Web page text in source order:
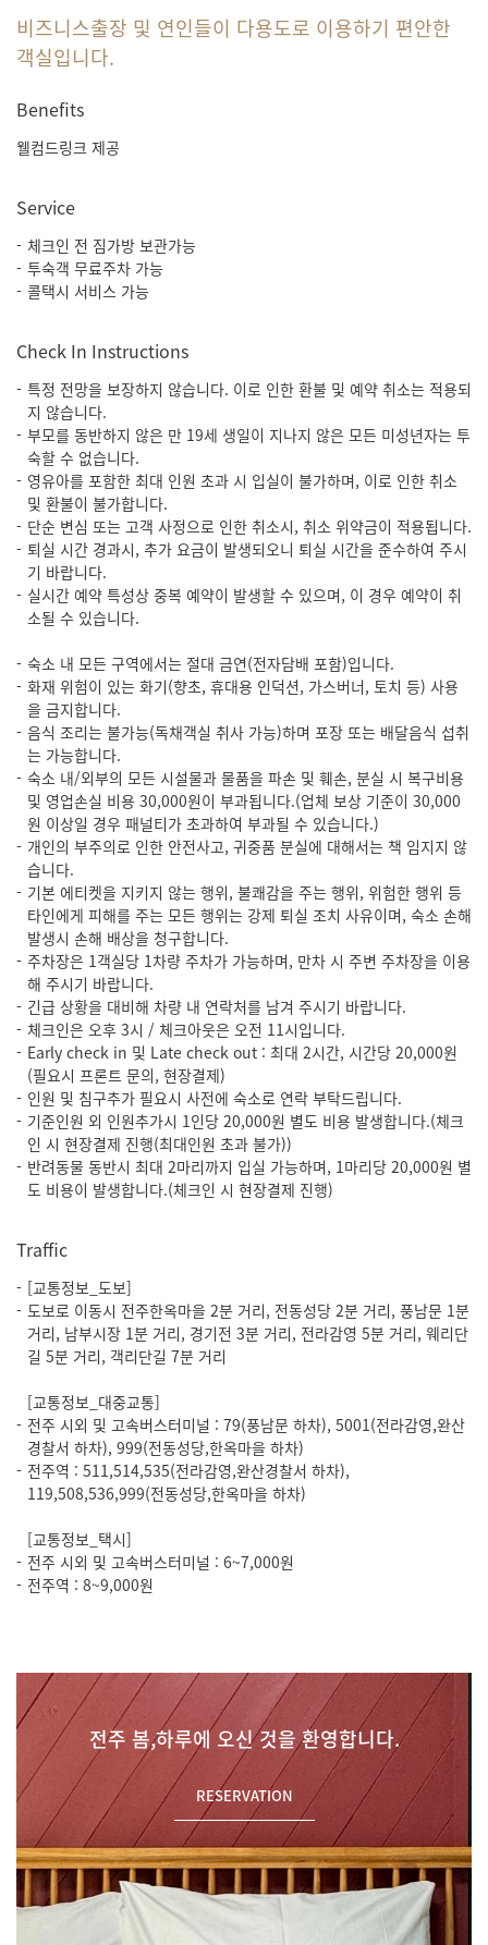
비즈니스출장 및 연인들이 다용도로 이용하기 편안한
객실입니다.
Benefits
웰컴드링크 제공
Service
체크인 전 짐가방 보관가능
투숙객 무료주차 가능
콜택시 서비스 가능
Check In Instructions
특정 전망을 보장하지 않습니다. 이로 인한 환불 및 예약 취소는 적용되
지 않습니다.
부모를 동반하지 않은 만 19세 생일이 지나지 않은 모든 미성년자는 투
숙할 수 없습니다.
영유아를 포함한 최대 인원 초과 시 입실이 불가하며, 이로 인한 취소
및 환불이 불가합니다.
단순 변심 또는 고객 사정으로 인한 취소시, 취소 위약금이 적용됩니다.
퇴실 시간 경과시, 추가 요금이 발생되오니 퇴실 시간을 준수하여 주시
기 바랍니다.
실시간 예약 특성상 중복 예약이 발생할 수 있으며, 이 경우 예약이 취
소될 수 있습니다.
숙소 내 모든 구역에서는 절대 금연(전자담배 포함)입니다.
화재 위험이 있는 화기(향초, 휴대용 인덕션, 가스버너, 토치 등) 사용
을 금지합니다.
음식 조리는 불가능(독채객실 취사 가능)하며 포장 또는 배달음식 섭취
는 가능합니다.
숙소 내/외부의 모든 시설물과 물품을 파손 및 훼손, 분실 시 복구비용
및 영업손실 비용 30,000원이 부과됩니다.(업체 보상 기준이 30,000
원 이상일 경우 패널티가 초과하여 부과될 수 있습니다.)
개인의 부주의로 인한 안전사고, 귀중품 분실에 대해서는 책 임지지 않
습니다.
기본 에티켓을 지키지 않는 행위, 불쾌감을 주는 행위, 위험한 행위 등
타인에게 피해를 주는 모든 행위는 강제 퇴실 조치 사유이며, 숙소 손해
발생시 손해 배상을 청구합니다.
주차장은 1객실당 1차량 주차가 가능하며, 만차 시 주변 주차장을 이용
해 주시기 바랍니다.
긴급 상황을 대비해 차량 내 연락처를 남겨 주시기 바랍니다.
체크인은 오후 3시 / 체크아웃은 오전 11시입니다.
Early check in 및 Late check out : 최대 2시간, 시간당 20,000원
(필요시 프론트 문의, 현장결제)
인원 및 침구추가 필요시 사전에 숙소로 연락 부탁드립니다.
기준인원 외 인원추가시 1인당 20,000원 별도 비용 발생합니다.(체크
인 시 현장결제 진행(최대인원 초과 불가))
반려동물 동반시 최대 2마리까지 입실 가능하며, 1마리당 20,000원 별
도 비용이 발생합니다.(체크인 시 현장결제 진행)
Traffic
[교통정보_도보]
도보로 이동시 전주한옥마을 2분 거리, 전동성당 2분 거리, 풍남문 1분
거리, 남부시장 1분 거리, 경기전 3분 거리, 전라감영 5분 거리, 웨리단
길 5분 거리, 객리단길 7분 거리
[교통정보_대중교통]
전주 시외 및 고속버스터미널 : 79(풍남문 하차), 5001(전라감영,완산
경찰서 하차), 999(전동성당,한옥마을 하차)
전주역 : 511,514,535(전라감영,완산경찰서 하차),
119,508,536,999(전동성당,한옥마을 하차)
[교통정보_택시]
전주 시외 및 고속버스터미널 : 6~7,000원
전주역 : 8~9,000원
전주 봄,하루에 오신 것을 환영합니다.
RESERVATION